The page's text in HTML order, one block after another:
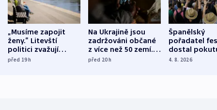
„Musíme zapojit
ženy.“ Litevští
politici zvažují
dohodu o
před 19h
Na Ukrajině jsou
zadržováni občané
z více než 50 zemí.
Bojovali na straně
před 20h
Španělský
pořadatel
dostal
nekalé
4. 8. 2026